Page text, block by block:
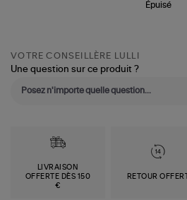
Épuisé
VOTRE CONSEILLÈRE LULLI
Une question sur ce produit ?
LIVRAISON
OFFERTE DÈS 150
€
RETOUR OFFERT